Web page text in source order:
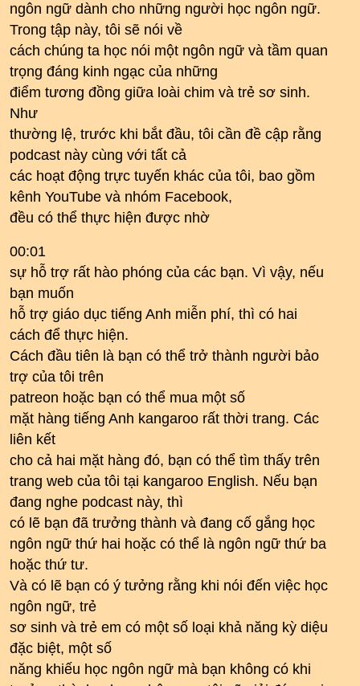
ngôn ngữ dành cho những người học ngôn ngữ.
Trong tập này, tôi sẽ nói về
cách chúng ta học nói một ngôn ngữ và tầm quan
trọng đáng kinh ngạc của những
điểm tương đồng giữa loài chim và trẻ sơ sinh.
Như
thường lệ, trước khi bắt đầu, tôi cần đề cập rằng
podcast này cùng với tất cả
các hoạt động trực tuyến khác của tôi, bao gồm
kênh YouTube và nhóm Facebook,
đều có thể thực hiện được nhờ
00:01
sự hỗ trợ rất hào phóng của các bạn. Vì vậy, nếu
bạn muốn
hỗ trợ giáo dục tiếng Anh miễn phí, thì có hai
cách để thực hiện.
Cách đầu tiên là bạn có thể trở thành người bảo
trợ của tôi trên
patreon hoặc bạn có thể mua một số
mặt hàng tiếng Anh kangaroo rất thời trang. Các
liên kết
cho cả hai mặt hàng đó, bạn có thể tìm thấy trên
trang web của tôi tại kangaroo English. Nếu bạn
đang nghe podcast này, thì
có lẽ bạn đã trưởng thành và đang cố gắng học
ngôn ngữ thứ hai hoặc có thể là ngôn ngữ thứ ba
hoặc thứ tư.
Và có lẽ bạn có ý tưởng rằng khi nói đến việc học
ngôn ngữ, trẻ
sơ sinh và trẻ em có một số loại khả năng kỳ diệu
đặc biệt, một số
năng khiếu học ngôn ngữ mà bạn không có khi